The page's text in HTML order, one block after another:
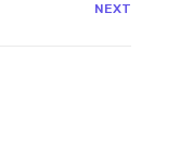
NEXT